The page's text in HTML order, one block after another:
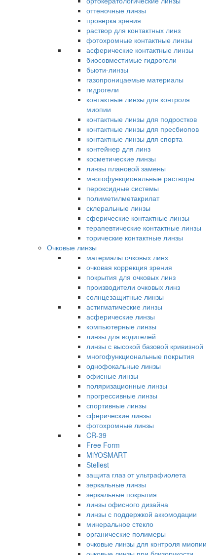
оттеночные линзы
проверка зрения
раствор для контактных линз
фотохромные контактные линзы
асферические контактные линзы
биосовместимые гидрогели
бьюти-линзы
газопроницаемые материалы
гидрогели
контактные линзы для контроля
миопии
контактные линзы для подростков
контактные линзы для пресбиопов
контактные линзы для спорта
контейнер для линз
косметические линзы
линзы плановой замены
многофункциональные растворы
пероксидные системы
полиметилметакрилат
склеральные линзы
сферические контактные линзы
терапевтические контактные линзы
торические контактные линзы
Очковые линзы
материалы очковых линз
очковая коррекция зрения
покрытия для очковых линз
производители очковых линз
солнцезащитные линзы
астигматические линзы
асферические линзы
компьютерные линзы
линзы для водителей
линзы с высокой базовой кривизной
многофункциональные покрытия
однофокальные линзы
офисные линзы
поляризационные линзы
прогрессивные линзы
спортивные линзы
сферические линзы
фотохромные линзы
CR-39
Free Form
MiYOSMART
Stellest
защита глаз от ультрафиолета
зеркальные линзы
зеркальные покрытия
линзы офисного дизайна
линзы с поддержкой аккомодации
минеральное стекло
органические полимеры
очковые линзы для контроля миопии